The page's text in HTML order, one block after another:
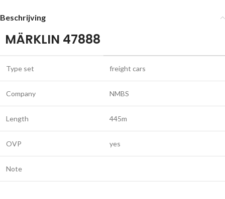
Beschrijving
MÄRKLIN 47888
Type set freight cars
Company NMBS
Length 445m
OVP yes
Note